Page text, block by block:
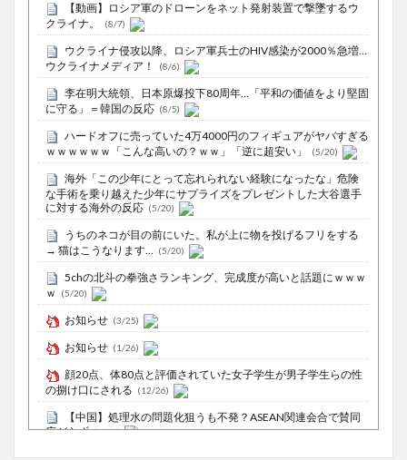
【動画】ロシア軍のドローンをネット発射装置で撃墜するウ
クライナ。
(8/7)
ウクライナ侵攻以降、ロシア軍兵士のHIV感染が2000％急増…
ウクライナメディア！
(8/6)
李在明大統領、日本原爆投下80周年…「平和の価値をより堅固
に守る」＝韓国の反応 (8/5)
ハードオフに売っていた4万4000円のフィギュアがヤバすぎる
ｗｗｗｗｗｗ「こんな高いの？ｗｗ」「逆に超安い」
(5/20)
海外「この少年にとって忘れられない経験になったな」危険
な手術を乗り越えた少年にサプライズをプレゼントした大谷選手
に対する海外の反応 (5/20)
うちのネコが目の前にいた。私が上に物を投げるフリをする
→ 猫はこうなります…
(5/20)
5chの北斗の拳強さランキング、完成度が高いと話題にｗｗｗ
ｗ
(5/20)
お知らせ (3/25)
お知らせ (1/26)
顔20点、体80点と評価されていた女子学生が男子学生らの性
の捌け口にされる (12/26)
【中国】処理水の問題化狙うも不発？ASEAN関連会合で賛同
広がらず (7/13)